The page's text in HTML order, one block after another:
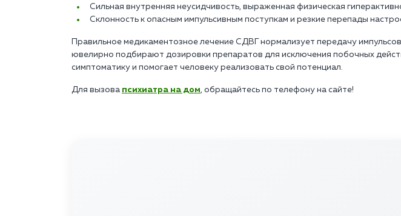
Сильная внутренняя неусидчивость, выраженная физическая
Склонность к опасным импульсивным поступкам и резкие перепады
Правильное медикаментозное лечение СДВГ нормализует передачу
ювелирно подбирают дозировки препаратов для исключения побочных
симптоматику и помогает человеку реализовать свой потенциал.
Для вызова психиатра на дом, обращайтесь по телефону на сайте!